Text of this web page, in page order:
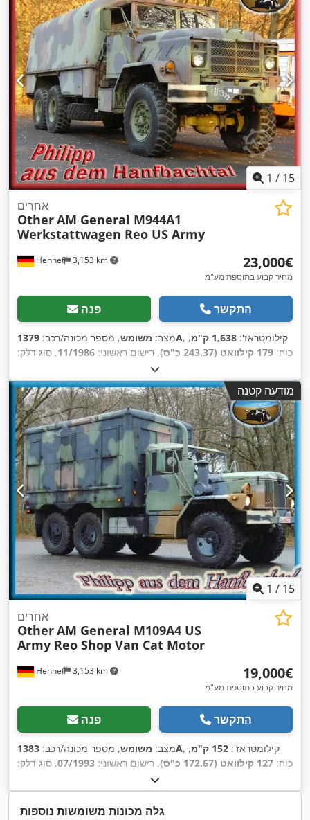
1 / 15
Hennef 3,153 km
אחרים
OtherAM General M944A1
Werkstattwagen Reo US Army
‏23,000 ‏€
מחיר קבוע בתוספת מע"מ
פנה התקשר
מצב: משומש, מספר מכונה/רכב: 1379A , קילומטראז': 1,638 ק"מ
,
כוח: 179 קילוואט (243.37 כ"ס) , רישום ראשוני: 11/1986, סוג דלק:
, תצורת סרן:
תמסורת:אוטומטי, ציוד:הנעה בכל הגלגלים, חימום חניה, מדחס,
מחבר עגלה, מערכת בלימה למניעת נעילה (ABS), מודעה קטנה
1 / 15
Hennef 3,153 km
אחרים
OtherAM General M109A4 US
Army Reo Shop Van Cat Motor
‏19,000 ‏€
מחיר קבוע בתוספת מע"מ
פנה התקשר
מצב: משומש, מספר מכונה/רכב: 1383A , קילומטראז': 152 ק"מ
,
כוח: 127 קילוואט (172.67 כ"ס) , רישום ראשוני: 07/1993, סוג דלק:
, תצורת סרן:
תמסורת:אוטומטי, ציוד:הנעה בכל הגלגלים, מדחס, מחבר
עגלה,
גלה מכונות משומשות נוספות